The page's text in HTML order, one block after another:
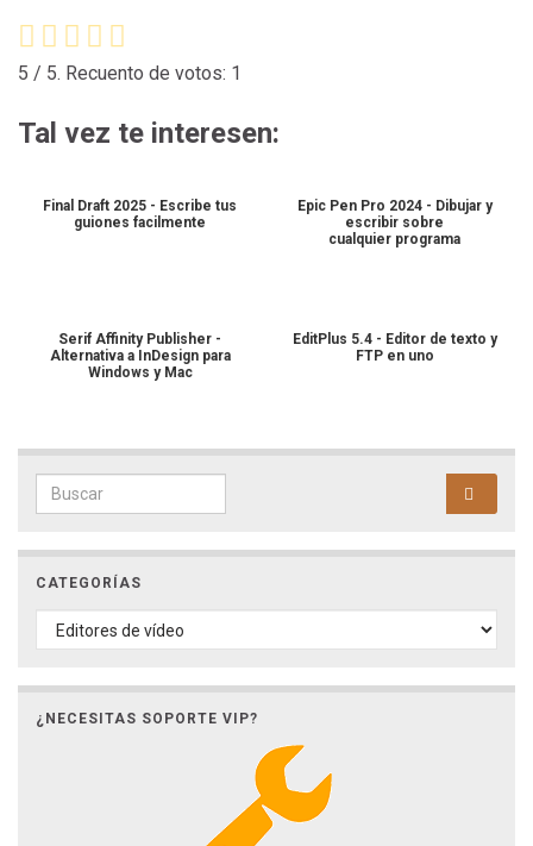
5 / 5. Recuento de votos: 1
Tal vez te interesen:
Final Draft 2025 - Escribe tus
guiones facilmente
Epic Pen Pro 2024 - Dibujar y
escribir sobre
cualquier programa
Serif Affinity Publisher -
Alternativa a InDesign para
Windows y Mac
EditPlus 5.4 - Editor de texto y
FTP en uno
Search for:
CATEGORÍAS
CATEGORÍAS
¿NECESITAS SOPORTE VIP?